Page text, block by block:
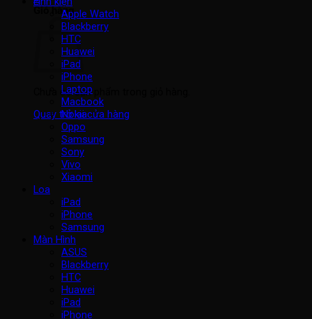
Giỏ hàng
Chưa có sản phẩm trong giỏ hàng.
Quay trở lại cửa hàng
Apple Watch
Blackberry
HTC
Huawei
iPad
iPhone
Laptop
Macbook
Nokia
Oppo
Samsung
Sony
Vivo
Xiaomi
Loa
iPad
iPhone
Samsung
Màn Hình
ASUS
Blackberry
HTC
Huawei
iPad
iPhone